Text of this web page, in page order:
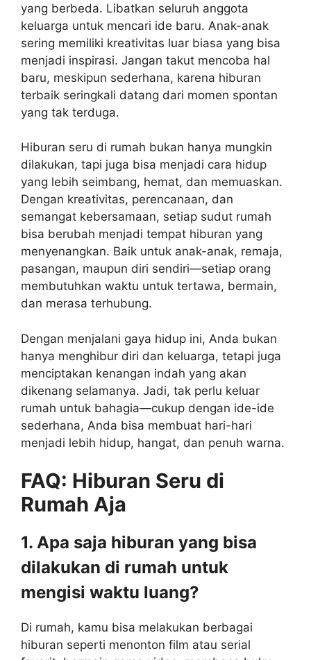
yang berbeda. Libatkan seluruh anggota
keluarga untuk mencari ide baru. Anak-anak
sering memiliki kreativitas luar biasa yang bisa
menjadi inspirasi. Jangan takut mencoba hal
baru, meskipun sederhana, karena hiburan
terbaik seringkali datang dari momen spontan
yang tak terduga.
Hiburan seru di rumah bukan hanya mungkin
dilakukan, tapi juga bisa menjadi cara hidup
yang lebih seimbang, hemat, dan memuaskan.
Dengan kreativitas, perencanaan, dan
semangat kebersamaan, setiap sudut rumah
bisa berubah menjadi tempat hiburan yang
menyenangkan. Baik untuk anak-anak, remaja,
pasangan, maupun diri sendiri—setiap orang
membutuhkan waktu untuk tertawa, bermain,
dan merasa terhubung.
Dengan menjalani gaya hidup ini, Anda bukan
hanya menghibur diri dan keluarga, tetapi juga
menciptakan kenangan indah yang akan
dikenang selamanya. Jadi, tak perlu keluar
rumah untuk bahagia—cukup dengan ide-ide
sederhana, Anda bisa membuat hari-hari
menjadi lebih hidup, hangat, dan penuh warna.
FAQ: Hiburan Seru di
Rumah Aja
1. Apa saja hiburan yang bisa
dilakukan di rumah untuk
mengisi waktu luang?
Di rumah, kamu bisa melakukan berbagai
hiburan seperti menonton film atau serial